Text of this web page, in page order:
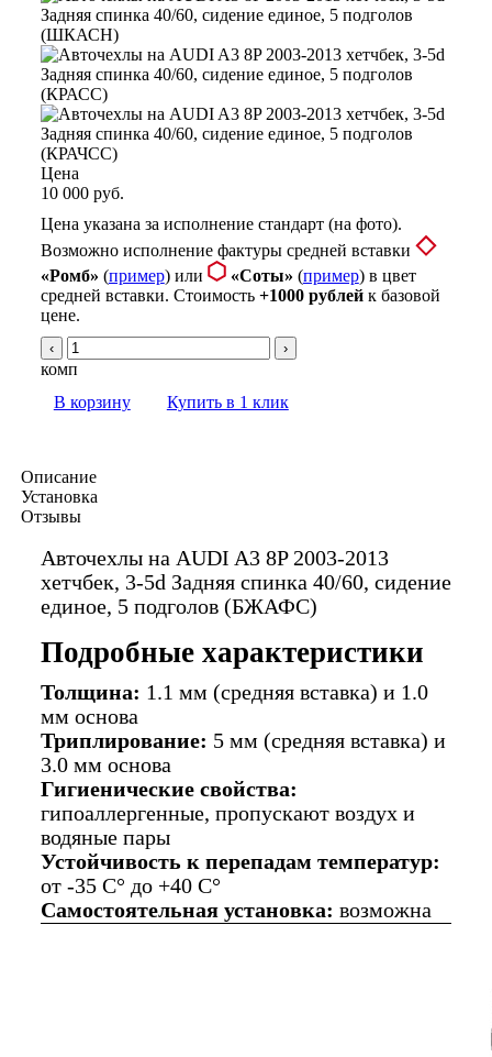
Цена
10 000 руб.
Цена указана за исполнение стандарт (на фото).
Возможно исполнение фактуры средней вставки
«Ромб» (пример) или «Соты» (пример) в цвет
средней вставки. Стоимость +1000 рублейк базовой
цене.
‹ ›
комп
В корзину
Купить в 1 клик
Описание
Установка
Отзывы
Авточехлы на AUDI A3 8P 2003-2013
хетчбек, 3-5d Задняя спинка 40/60, сидение
единое, 5 подголов (БЖАФС)
Подробные характеристики
Толщина: 1.1 мм (средняя вставка) и 1.0
мм основа
Триплирование: 5 мм (средняя вставка) и
3.0 мм основа
Гигиенические свойства:
гипоаллергенные, пропускают воздух и
водяные пары
Устойчивость к перепадам температур:
от -35 C° до +40 C°
Самостоятельная установка: возможна